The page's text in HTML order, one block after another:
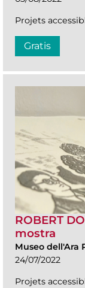
Projets
Gratis
ROBERT
mostra
Museo dell'Ara
24/07/2022
Projets